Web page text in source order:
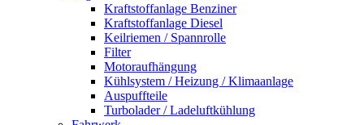
Kraftstoffanlage Benziner
Kraftstoffanlage Diesel
Keilriemen / Spannrolle
Filter
Motoraufhängung
Kühlsystem / Heizung / Klimaanlage
Auspuffteile
Turbolader / Ladeluftkühlung